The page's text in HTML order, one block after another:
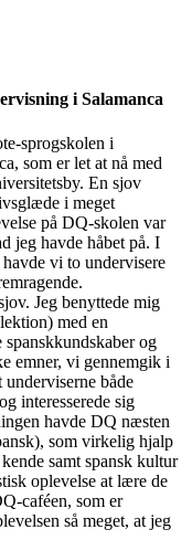
i Salamanca
sprogskolen i
som er let at nå med
En sjov
i meget
på DQ-skolen var
jeg havde håbet på. I
vi to undervisere
Jeg benyttede mig
med en
og
emner, vi gennemgik i
både
interesserede sig
havde DQ næsten
som virkelig hjalp
samt spansk kultur
oplevelse at lære de
caféen, som er
så meget, at jeg